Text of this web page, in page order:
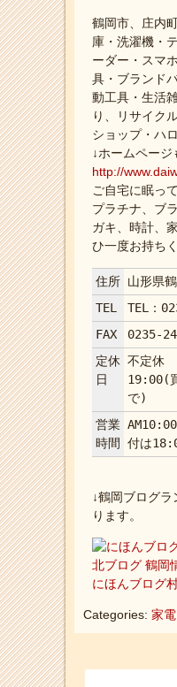
鶴岡市、庄内
庫・洗濯機・
ーダー・スマ
具・ブランド
動工具・生活
り、リサイク
ショップ・ハ
↓ホームページ
http://
ご自宅に眠っ
プラチナ、ブ
ガキ、時計、
ひ一度お持ち
住所 山形県
TEL
TEL：
FAX
0235-
定休
日
不定休
19:00(
で)
営業
時間
付は
↓鶴岡ブログ
ります。
にほんブログ
Categories: 家電